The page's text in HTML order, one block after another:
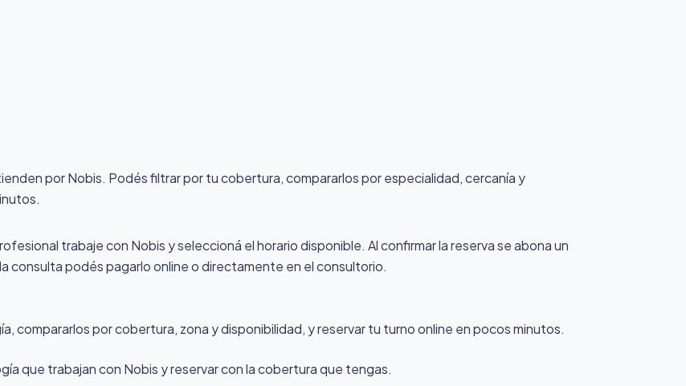
por Nobis. Podés filtrar por tu cobertura, compararlos por especialidad, cercanía y
trabaje con Nobis y seleccioná el horario disponible. Al confirmar la reserva se abona un
consulta podés pagarlo online o directamente en el consultorio.
compararlos por cobertura, zona y disponibilidad, y reservar tu turno online en pocos minutos.
que trabajan con Nobis y reservar con la cobertura que tengas.